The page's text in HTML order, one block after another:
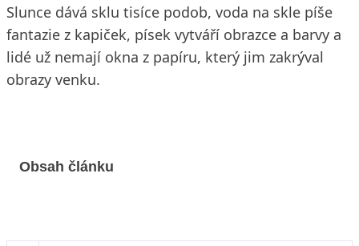
Slunce dává sklu tisíce podob, voda na skle píše
fantazie z kapiček, písek vytváří obrazce a barvy a
lidé už nemají okna z papíru, který jim zakrýval
obrazy venku.
Obsah článku